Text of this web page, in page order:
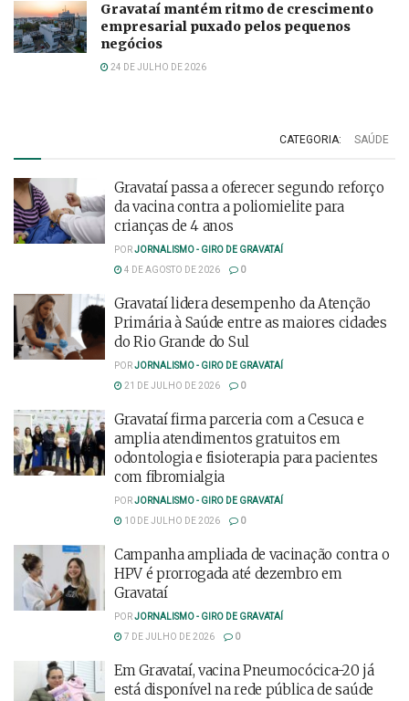
Gravataí mantém ritmo de crescimento
empresarial puxado pelos pequenos
negócios
24 DE JULHO DE 2026
CATEGORIA: SAÚDE
Gravataí passa a oferecer segundo reforço
da vacina contra a poliomielite para
crianças de 4 anos
PORJORNALISMO - GIRO DE GRAVATAÍ
4 DE AGOSTO DE 2026
0
Gravataí lidera desempenho da Atenção
Primária à Saúde entre as maiores cidades
do Rio Grande do Sul
PORJORNALISMO - GIRO DE GRAVATAÍ
21 DE JULHO DE 2026
0
Gravataí firma parceria com a Cesuca e
amplia atendimentos gratuitos em
odontologia e fisioterapia para pacientes
com fibromialgia
PORJORNALISMO - GIRO DE GRAVATAÍ
10 DE JULHO DE 2026
0
Campanha ampliada de vacinação contra o
HPV é prorrogada até dezembro em
Gravataí
PORJORNALISMO - GIRO DE GRAVATAÍ
7 DE JULHO DE 2026
0
Em Gravataí, vacina Pneumocócica-20 já
está disponível na rede pública de saúde